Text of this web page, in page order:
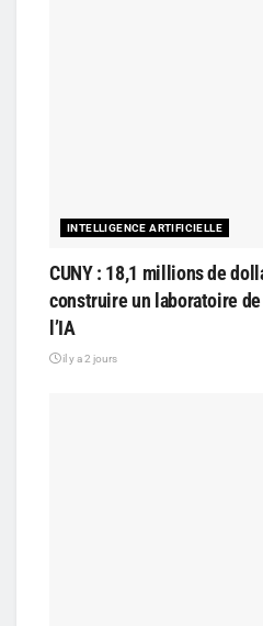
INTELLIGENCE ARTIFICIELLE
CUNY : 18,1 millions de
construire un laboratoire
l’IA
il y a 2 jours